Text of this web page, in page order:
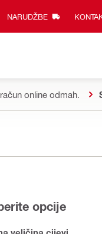
NARUDŽBE
online odmah.
opcije